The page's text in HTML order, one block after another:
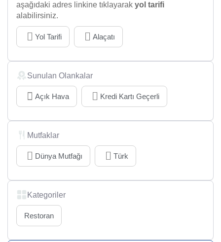
aşağıdaki adres linkine tıklayarak yol tarifi
alabilirsiniz.
Yol Tarifi Alaçatı
Sunulan Olankalar
Açık Hava Kredi Kartı Geçerli
Mutfaklar
Dünya Mutfağı Türk
Kategoriler
Restoran